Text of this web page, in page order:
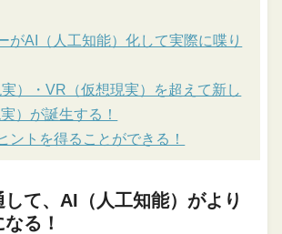
がAI（人工知能）化して実際に喋り
）・VR（仮想現実）を超えて新し
）が誕生する！
ントを得ることができる！
て、AI（人工知能）がより
る！